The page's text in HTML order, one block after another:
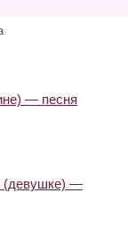
— песня
(девушке) —